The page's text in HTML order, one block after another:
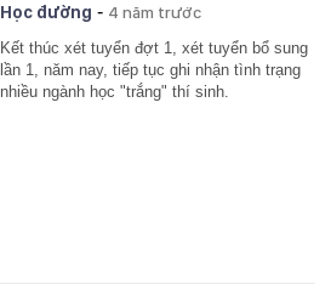
Học đường - 4 năm trước
Kết thúc xét tuyển đợt 1, xét tuyển bổ sung
lần 1, năm nay, tiếp tục ghi nhận tình trạng
nhiều ngành học "trắng" thí sinh.